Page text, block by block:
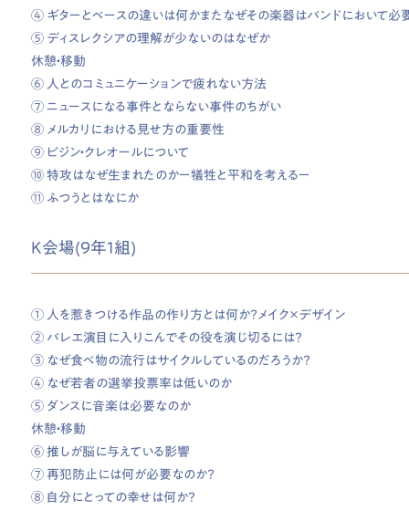
④ ギターとベースの違いは何かまたなぜその楽器はバンドにおいて必
⑤ ディスレクシアの理解が少ないのはなぜか
休憩・移動
⑥ 人とのコミュニケーションで疲れない方法
⑦ ニュースになる事件とならない事件のちがい
⑧ メルカリにおける見せ方の重要性
⑨ ピジン・クレオールについて
⑩ 特攻はなぜ生まれたのかー犠牲と平和を考えるー
⑪ ふつうとはなにか
K会場(9年1組)
① 人を惹きつける作品の作り方とは何か？メイク×デザイン
② バレエ演目に入りこんでその役を演じ切るには？
③ なぜ食べ物の流行はサイクルしているのだろうか？
④ なぜ若者の選挙投票率は低いのか
⑤ ダンスに音楽は必要なのか
休憩・移動
⑥ 推しが脳に与えている影響
⑦ 再犯防止には何が必要なのか？
⑧ 自分にとっての幸せは何か？